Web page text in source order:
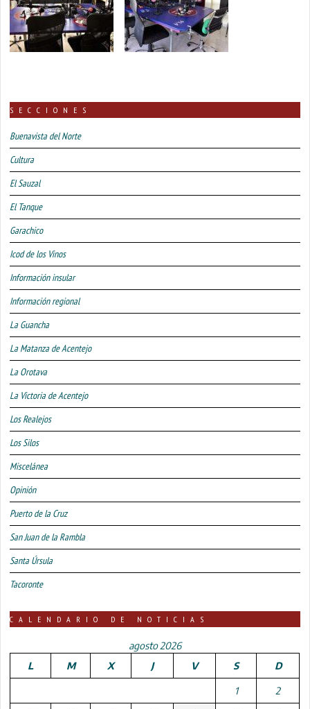
SECCIONES
Buenavista del Norte
Cultura
El Sauzal
El Tanque
Garachico
Icod de los Vinos
Información insular
Información regional
La Guancha
La Matanza de Acentejo
La Orotava
La Victoria de Acentejo
Los Realejos
Los Silos
Miscelánea
Opinión
Puerto de la Cruz
San Juan de la Rambla
Santa Úrsula
Tacoronte
CALENDARIO DE NOTICIAS
agosto 2026
L
M X J V S D
1 2